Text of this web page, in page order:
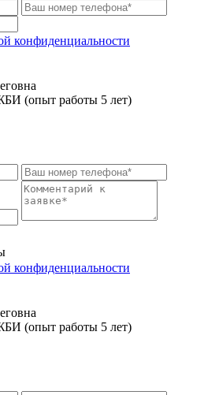
конфиденциальности
(опыт работы 5 лет)
конфиденциальности
(опыт работы 5 лет)